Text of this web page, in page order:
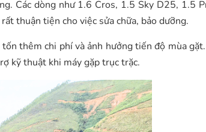
Các dòng như 1.6 Cros, 1.5 Sky D25, 1.5
thuận tiện cho việc sửa chữa, bảo dưỡng.
thêm chi phí và ảnh hưởng tiến độ mùa
kỹ thuật khi máy gặp trục trặc.